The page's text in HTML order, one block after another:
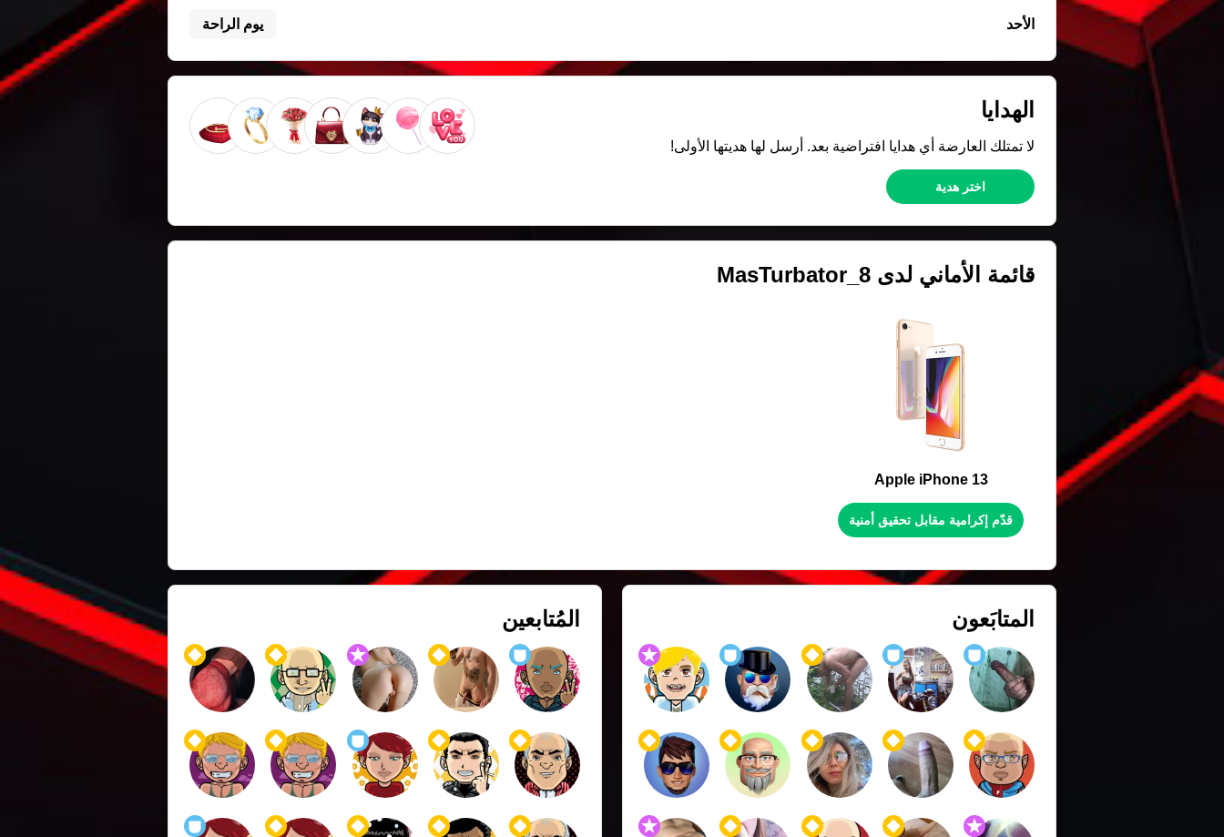
الأحد يوم الراحة
الهدايا
لا تمتلك العارضة أي هدايا افتراضية بعد. أرسل لها هديتها الأولى!
اختر هدية
قائمة الأماني لدى MasTurbator_8
Apple iPhone 13
قدّم إكرامية مقابل تحقيق أمنية
المتابَعون المُتابعين